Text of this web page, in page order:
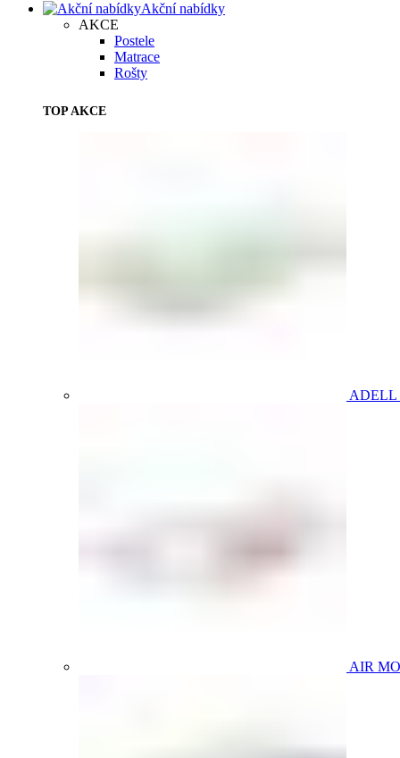
Akční nabídky
AKCE
Postele
Matrace
Rošty
TOP AKCE
ADELL
AIR